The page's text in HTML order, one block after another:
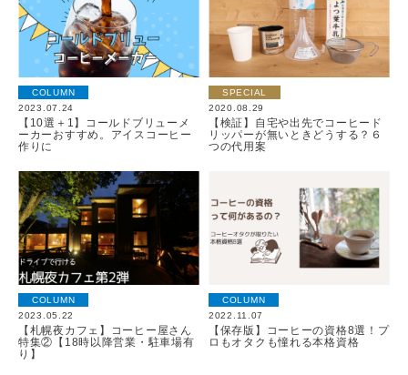
COLUMN
2023.07.24
【10選＋1】コールドブリューメ
ーカーおすすめ。アイスコーヒー
作りに
SPECIAL
2020.08.29
【検証】自宅や出先でコーヒード
リッパーが無いときどうする？６
つの代用案
COLUMN
2023.05.22
【札幌夜カフェ】コーヒー屋さん
特集②【18時以降営業・駐車場有
り】
COLUMN
2022.11.07
【保存版】コーヒーの資格8選！プ
ロもオタクも憧れる本格資格